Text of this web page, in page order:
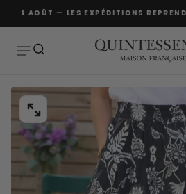
Passer
contenu
24 AOÛT — LES EXPÉDITIONS
OUVRIR
LE
MÉDIA
DANS